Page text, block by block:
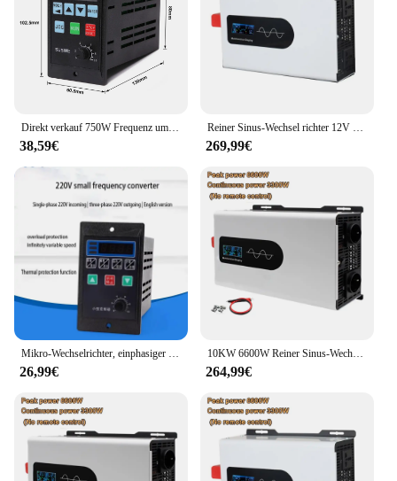
hobbyists alike.
Direkt verkauf 750W Frequenz umrichter Gleichstrom-Wechselstrom-Wechsel richter 220V 1ph Eingang zu 220V 3ph Ausgang 0,75 kW Mini-VFD-Frequenz umrichter
38,59€
Reiner Sinus-Wechsel richter 12V 220V 6600W 10000W Solar-Wechsel richter Gleichstrom 12V 24V 48V 60V 72V bis Wechselstrom 220V netz unabhängiger Wandler
269,99€
Mikro-Wechselrichter, einphasiger Eingang, dreiphasiger 220-V-Ausgang, klein, 200 W, 400 W, 750 W, Einzeleingang, drei Ausgänge, englische Version
26,99€
10KW 6600W Reiner Sinus-Wechselrichter 12V/24V/48V/60V/72V/96V Wechselrichter 230V 220V Solar-Auto-Wechselrichter-Konverter
264,99€